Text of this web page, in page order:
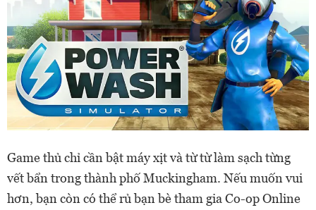
Game thủ chỉ cần bật máy xịt và từ từ làm sạch từng
vết bẩn trong thành phố Muckingham. Nếu muốn vui
hơn, bạn còn có thể rủ bạn bè tham gia Co-op Online